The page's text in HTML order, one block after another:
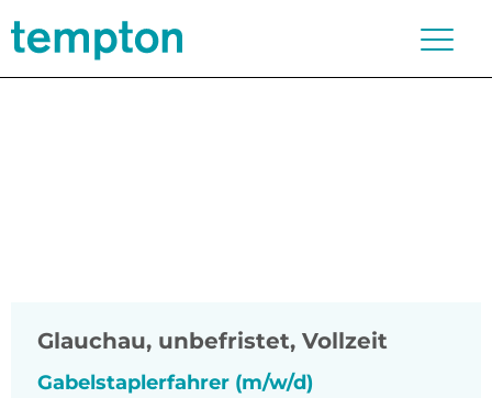
Glauchau, unbefristet, Vollzeit
Gabelstaplerfahrer (m/w/d)